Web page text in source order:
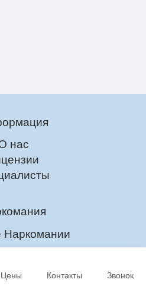
нас
Наркомании
ломки
УБОД
Цены Контакты Звонок